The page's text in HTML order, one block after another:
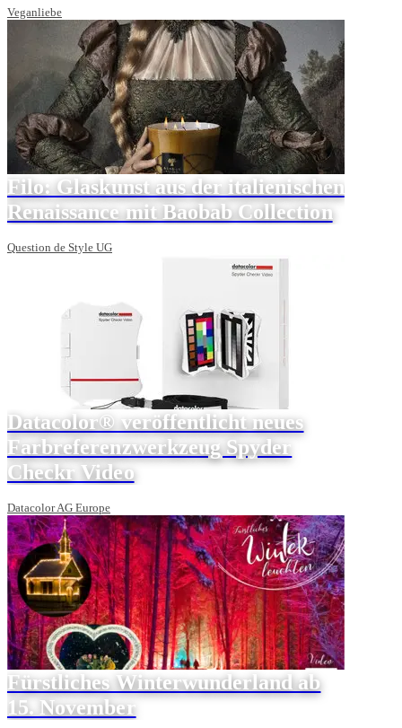
Veganliebe
Filo: Glaskunst aus der italienischen
Renaissance mit Baobab Collection
Question de Style UG
Datacolor® veröffentlicht neues
Farbreferenzwerkzeug Spyder
Checkr Video
Datacolor AG Europe
Fürstliches Winterwunderland ab
15. November